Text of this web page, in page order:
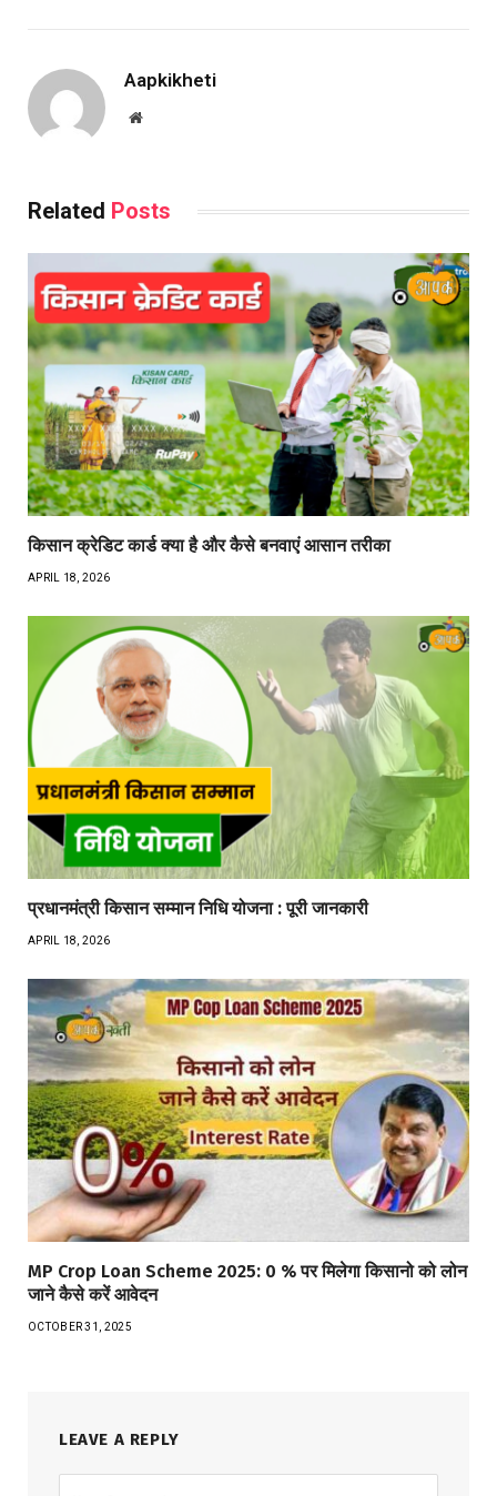
Aapkikheti
Website
Related Posts
किसान क्रेडिट कार्ड क्या है और कैसे बनवाएं आसान तरीका
APRIL 18, 2026
प्रधानमंत्री किसान सम्मान निधि योजना : पूरी जानकारी
APRIL 18, 2026
MP Crop Loan Scheme 2025: 0 % पर मिलेगा किसानो को लोन
जाने कैसे करें आवेदन
OCTOBER 31, 2025
LEAVE A REPLY